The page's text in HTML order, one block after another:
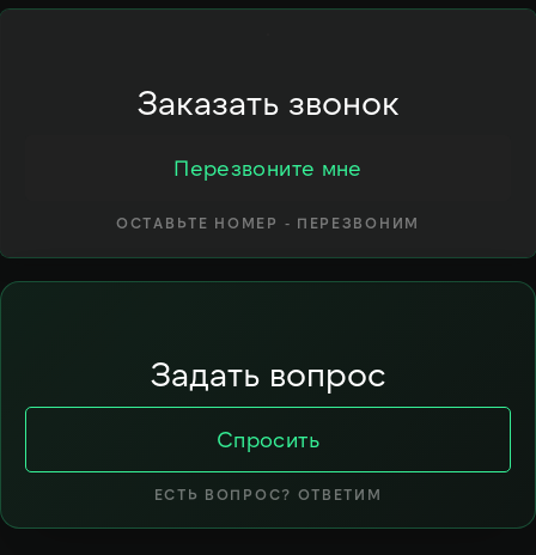
Заказать звонок
Перезвоните мне
ОСТАВЬТЕ НОМЕР - ПЕРЕЗВОНИМ
Задать вопрос
Спросить
ЕСТЬ ВОПРОС? ОТВЕТИМ